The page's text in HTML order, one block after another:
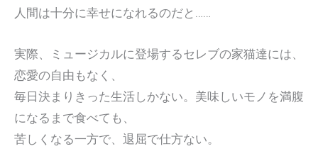
人間は十分に幸せになれるのだと……
実際、ミュージカルに登場するセレブの家猫達には、
恋愛の自由もなく、
毎日決まりきった生活しかない。美味しいモノを満腹
になるまで食べても、
苦しくなる一方で、退屈で仕方ない。